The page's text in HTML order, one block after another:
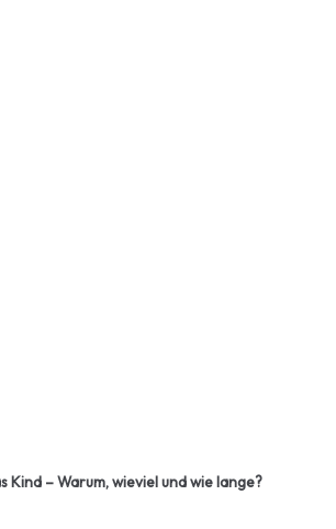
Kind – Warum, wieviel und wie lange?